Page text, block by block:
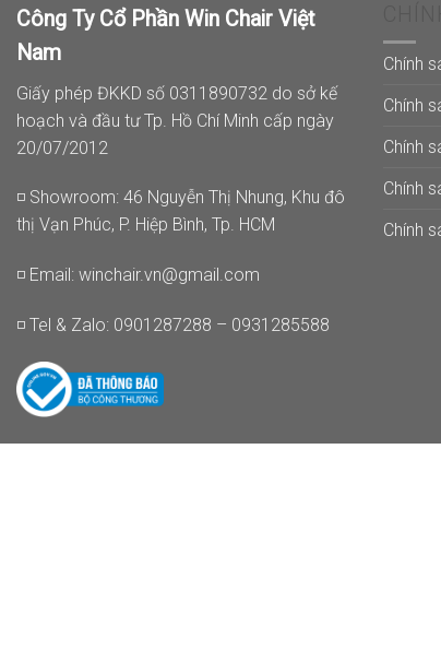
Công Ty Cổ Phần Win Chair Việt
Nam
Giấy phép ĐKKD số 0311890732 do sở kế
hoạch và đầu tư Tp. Hồ Chí Minh cấp ngày
20/07/2012
◽ Showroom: 46 Nguyễn Thị Nhung, Khu đô
thị Vạn Phúc, P. Hiệp Bình, Tp. HCM
◽ Email: winchair.vn@gmail.com
◽ Tel & Zalo: 0901287288 – 0931285588
Chính
Chính
Chính
Chính
Chính